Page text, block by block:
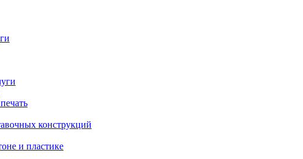
конструкций
и пластике